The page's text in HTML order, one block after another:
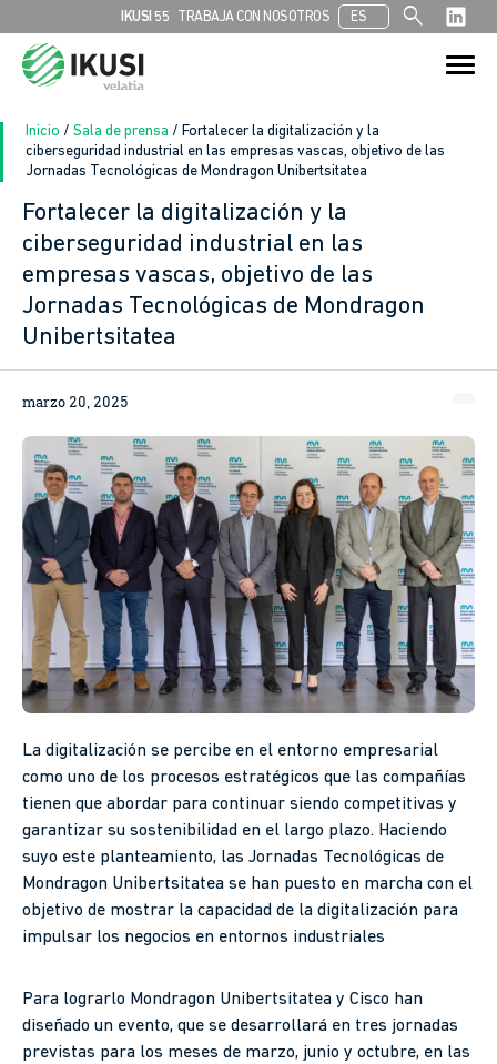
IKUSI 55 TRABAJA CON NOSOTROS ES search
Buscar:
Botón de
Inicio / Sala de prensa / Fortalecer la digitalización y la
ciberseguridad industrial en las empresas vascas, objetivo de las
Jornadas Tecnológicas de Mondragon Unibertsitatea
Fortalecer la digitalización y la
ciberseguridad industrial en las
empresas vascas, objetivo de las
Jornadas Tecnológicas de Mondragon
Unibertsitatea
marzo 20, 2025
La digitalización se percibe en el entorno empresarial
como uno de los procesos estratégicos que las compañías
tienen que abordar para continuar siendo competitivas y
garantizar su sostenibilidad en el largo plazo. Haciendo
suyo este planteamiento, las Jornadas Tecnológicas de
Mondragon Unibertsitatea se han puesto en marcha con el
objetivo de mostrar la capacidad de la digitalización para
impulsar los negocios en entornos industriales
Para lograrlo Mondragon Unibertsitatea y Cisco han
diseñado un evento, que se desarrollará en tres jornadas
previstas para los meses de marzo, junio y octubre, en las